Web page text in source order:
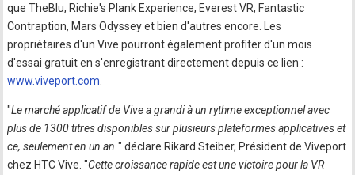
que TheBlu, Richie's Plank Experience, Everest VR, Fantastic
Contraption, Mars Odyssey et bien d'autres encore. Les
propriétaires d'un Vive pourront également profiter d'un mois
d'essai gratuit en s'enregistrant directement depuis ce lien :
www.viveport.com
"Le marché applicatif de Vive a grandi à un rythme exceptionnel avec
plus de 1300 titres disponibles sur plusieurs plateformes applicatives et
ce, seulement en un an." déclare Rikard Steiber, Président de Viveport
chez HTC Vive. "Cette croissance rapide est une victoire pour la VR